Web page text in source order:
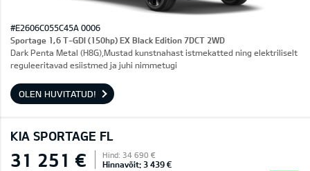
#E2606C055C45A 0006
Sportage 1,6 T-GDI (150hp) EX Black Edition 7DCT 2WD
Dark Penta Metal (H8G),Mustad kunstnahast istmekatted ning elektriliselt
reguleeritavad esiistmed ja juhi nimmetugi
OLEN HUVITATUD!
KIA SPORTAGE FL
31 251 € Hind: 34 690 €
Hinnavõit: 3 439 €